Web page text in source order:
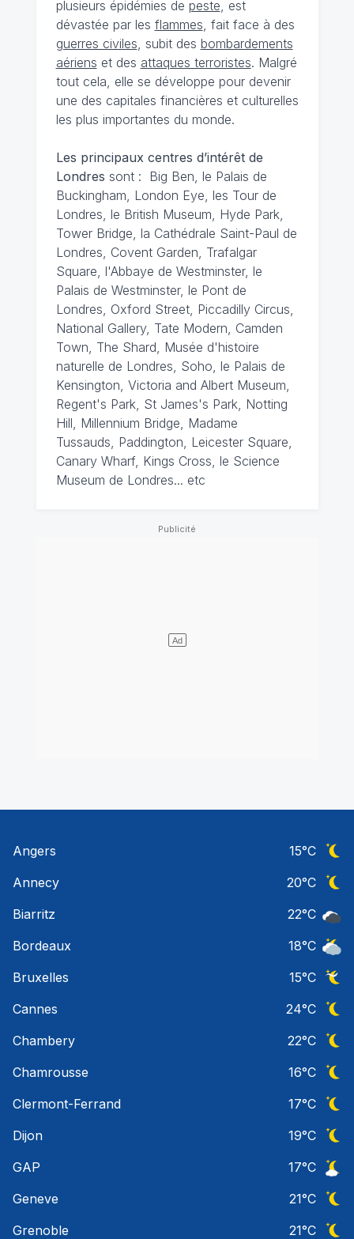
plusieurs épidémies de peste , est
dévastée par les flammes , fait face à des
guerres civiles , subit des bombardements
aériens et des attaques terroristes. Malgré
tout cela, elle se développe pour devenir
une des capitales financières et culturelles
les plus importantes du monde.
Les principaux centres d’intérêt de
Londres sont : Big Ben, le Palais de
Buckingham, London Eye, les Tour de
Londres, le British Museum, Hyde Park,
Tower Bridge, la Cathédrale Saint-Paul de
Londres, Covent Garden, Trafalgar
Square, l'Abbaye de Westminster, le
Palais de Westminster, le Pont de
Londres, Oxford Street, Piccadilly Circus,
National Gallery, Tate Modern, Camden
Town, The Shard, Musée d'histoire
naturelle de Londres, Soho, le Palais de
Kensington, Victoria and Albert Museum,
Regent's Park, St James's Park, Notting
Hill, Millennium Bridge, Madame
Tussauds, Paddington, Leicester Square,
Canary Wharf, Kings Cross, le Science
Museum de Londres... etc
Angers 15°C
Annecy
20°C
Biarritz
22°C
Bordeaux
18°C
Bruxelles
15°C
Cannes
24°C
Chambery
22°C
Chamrousse
16°C
Clermont-Ferrand
17°C
Dijon
19°C
GAP
17°C
Geneve
21°C
Grenoble
21°C